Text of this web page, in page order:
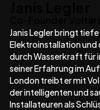
Janis Legler bringt
Elektroinstallation
durch Wasserkraft für
seiner Erfahrung im
London treibt er mit
der intelligenten und
Installateuren als